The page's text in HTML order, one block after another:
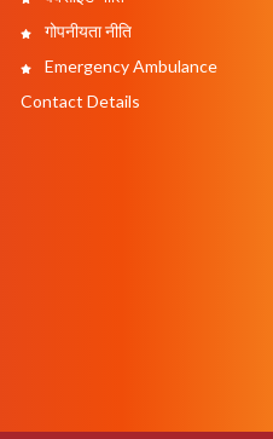
गोपनीयता नीति
Emergency Ambulance
Contact Details